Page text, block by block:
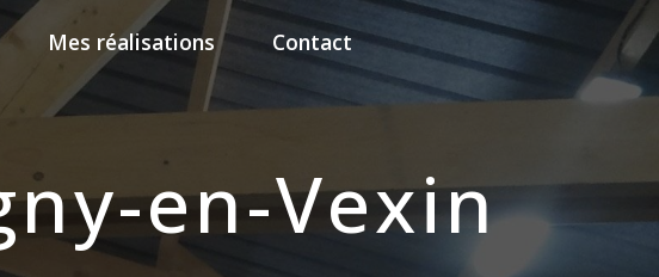
Mes réalisations Contact
en-Vexin